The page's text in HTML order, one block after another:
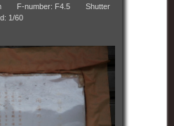
number: F4.5 Shutter
1/60